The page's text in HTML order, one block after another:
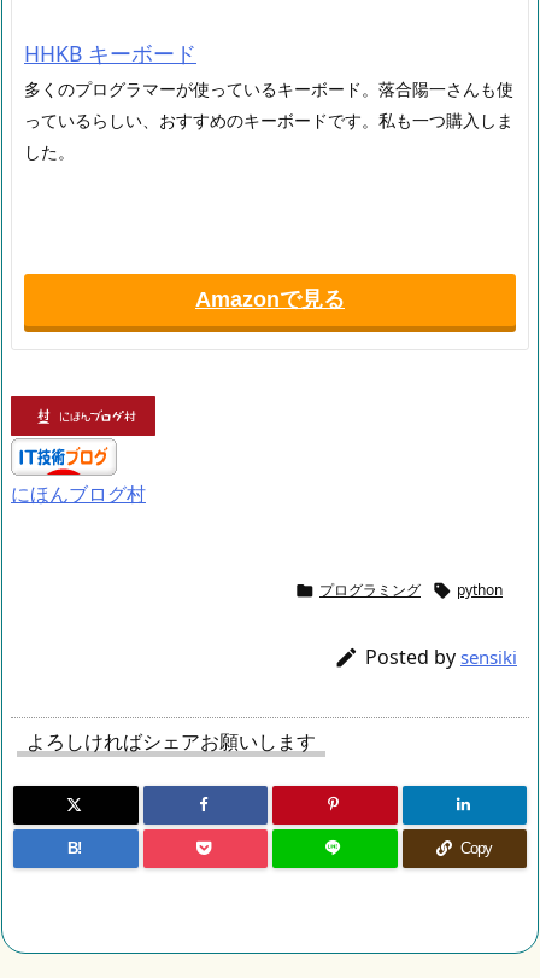
HHKB キーボード
多くのプログラマーが使っているキーボード。落合陽一さんも使
っているらしい、おすすめのキーボードです。私も一つ購入しま
した。
Amazonで見る
にほんブログ村
 プログラミング  python
 Posted by sensiki
よろしければシェアお願いします
B! Copy